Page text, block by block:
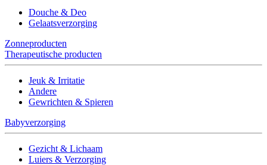
Douche & Deo
Gelaatsverzorging
Zonneproducten
Therapeutische producten
Jeuk & Irritatie
Andere
Gewrichten & Spieren
Babyverzorging
Gezicht & Lichaam
Luiers & Verzorging